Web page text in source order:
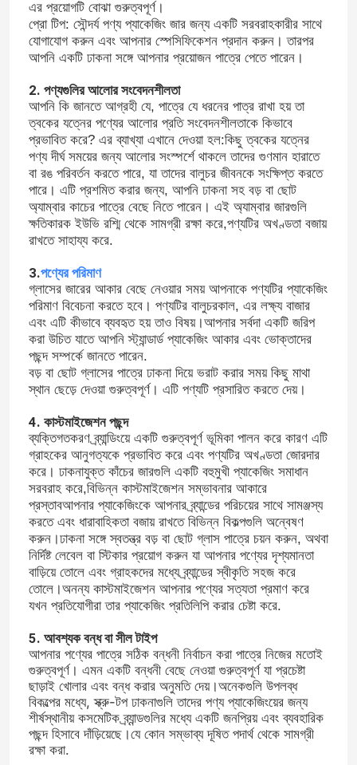
এর প্রয়োগটি বোঝা গুরুত্বপূর্ণ।
প্রো টিপ: সৌন্দর্য পণ্য প্যাকেজিং জার জন্য একটি সরবরাহকারীর সাথে
যোগাযোগ করুন এবং আপনার স্পেসিফিকেশন প্রদান করুন। তারপর
আপনি একটি ঢাকনা সঙ্গে আপনার প্রয়োজন পাত্রে পেতে পারেন।
2. পণ্যগুলির আলোর সংবেদনশীলতা
আপনি কি জানতে আগ্রহী যে, পাত্রে যে ধরনের পাত্র রাখা হয় তা
ত্বকের যত্নের পণ্যের আলোর প্রতি সংবেদনশীলতাকে কিভাবে
প্রভাবিত করে? এর ব্যাখ্যা এখানে দেওয়া হল:কিছু ত্বকের যত্নের
পণ্য দীর্ঘ সময়ের জন্য আলোর সংস্পর্শে থাকলে তাদের গুণমান হারাতে
বা রঙ পরিবর্তন করতে পারে, যা তাদের বালুচর জীবনকে সংক্ষিপ্ত করতে
পারে। এটি প্রশমিত করার জন্য, আপনি ঢাকনা সহ বড় বা ছোট
অ্যাম্বার কাচের পাত্রে বেছে নিতে পারেন। এই অ্যাম্বার জারগুলি
ক্ষতিকারক ইউভি রশ্মি থেকে সামগ্রী রক্ষা করে,পণ্যটির অখণ্ডতা বজায়
রাখতে সাহায্য করে.
3.পণ্যের পরিমাণ
গ্লাসের জারের আকার বেছে নেওয়ার সময় আপনাকে পণ্যটির প্যাকেজিং
পরিমাণ বিবেচনা করতে হবে। পণ্যটির বালুচরকাল, এর লক্ষ্য বাজার
এবং এটি কীভাবে ব্যবহৃত হয় তাও বিষয়।আপনার সর্বদা একটি জরিপ
করা উচিত যাতে আপনি স্ট্যান্ডার্ড প্যাকেজিং আকার এবং ভোক্তাদের
পছন্দ সম্পর্কে জানতে পারেন.
বড় বা ছোট গ্লাসের পাত্রে ঢাকনা দিয়ে ভরাট করার সময় কিছু মাথা
স্থান ছেড়ে দেওয়া গুরুত্বপূর্ণ। এটি পণ্যটি প্রসারিত করতে দেয়।
4. কাস্টমাইজেশন পছন্দ
ব্যক্তিগতকরণ ব্র্যান্ডিংয়ে একটি গুরুত্বপূর্ণ ভূমিকা পালন করে কারণ এটি
গ্রাহকের আনুগত্যকে প্রভাবিত করে এবং পণ্যটির অখণ্ডতা জোরদার
করে। ঢাকনাযুক্ত কাঁচের জারগুলি একটি বহুমুখী প্যাকেজিং সমাধান
সরবরাহ করে,বিভিন্ন কাস্টমাইজেশন সম্ভাবনার আকারে
প্রস্তাবআপনার প্যাকেজিংকে আপনার ব্র্যান্ডের পরিচয়ের সাথে সামঞ্জস্য
করতে এবং ধারাবাহিকতা বজায় রাখতে বিভিন্ন বিকল্পগুলি অন্বেষণ
করুন।ঢাকনা সঙ্গে স্বতন্ত্র বড় বা ছোট গ্লাস পাত্রে চয়ন করুন, অথবা
নির্দিষ্ট লেবেল বা স্টিকার প্রয়োগ করুন যা আপনার পণ্যের দৃশ্যমানতা
বাড়িয়ে তোলে এবং গ্রাহকদের মধ্যে ব্র্যান্ডের স্বীকৃতি সহজ করে
তোলে।অনন্য কাস্টমাইজেশন আপনার পণ্যের সত্যতা প্রমাণ করে
যখন প্রতিযোগীরা তার প্যাকেজিং প্রতিলিপি করার চেষ্টা করে.
5. আবশ্যক বন্ধ বা সীল টাইপ
আপনার পণ্যের পাত্রে সঠিক বন্ধনী নির্বাচন করা পাত্রে নিজের মতোই
গুরুত্বপূর্ণ। এমন একটি বন্ধনী বেছে নেওয়া গুরুত্বপূর্ণ যা প্রচেষ্টা
ছাড়াই খোলার এবং বন্ধ করার অনুমতি দেয়।অনেকগুলি উপলব্ধ
বিকল্পের মধ্যে, স্ক্রু-টপ ঢাকনাগুলি তাদের পণ্য প্যাকেজিংয়ের জন্য
শীর্ষস্থানীয় কসমেটিক ব্র্যান্ডগুলির মধ্যে একটি জনপ্রিয় এবং ব্যবহারিক
পছন্দ হিসাবে দাঁড়িয়েছে।যে কোন সম্ভাব্য দূষিত পদার্থ থেকে সামগ্রী
রক্ষা করা.